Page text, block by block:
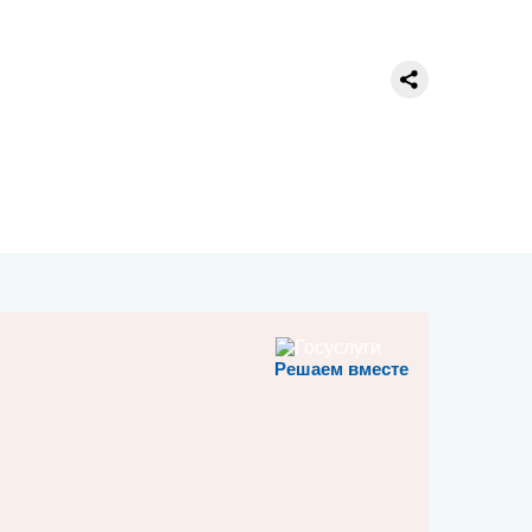
Решаем вместе